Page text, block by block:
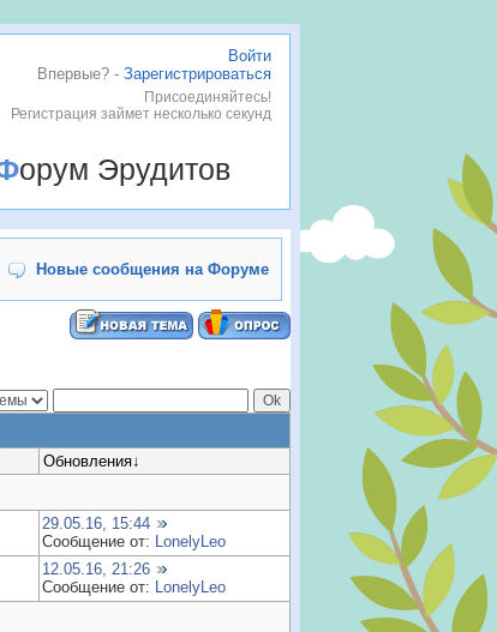
Войти
Впервые? - Зарегистрироваться
Присоединяйтесь!
Регистрация займет несколько секунд
Форум Эрудитов
Новые сообщения на Форуме
Обновления↓
29.05.16, 15:44
Сообщение от: LonelyLeo
12.05.16, 21:26
Сообщение от: LonelyLeo